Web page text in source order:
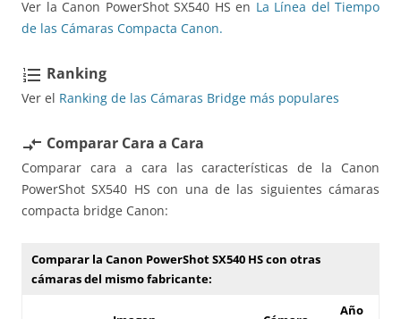
Ver la Canon PowerShot SX540 HS en La Línea del Tiempo
de las Cámaras Compacta Canon.
format_list_numbered Ranking
Ver el Ranking de las Cámaras Bridge más populares
compare_arrows Comparar Cara a Cara
Comparar cara a cara las características de la Canon
PowerShot SX540 HS con una de las siguientes cámaras
compacta bridge Canon:
Comparar la Canon PowerShot SX540 HS con otras
cámaras del mismo fabricante:
Año